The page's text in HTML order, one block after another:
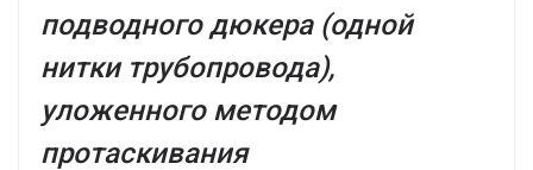
подводного дюкера (одной
нитки трубопровода),
уложенного методом
протаскивания